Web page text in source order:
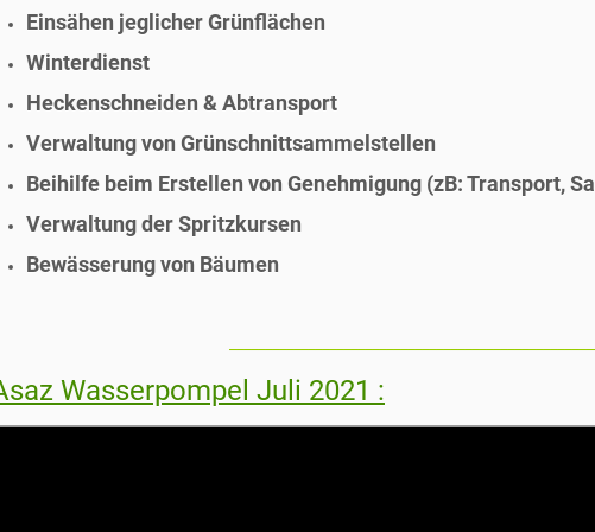
Einsähen jeglicher Grünflächen
Winterdienst
Heckenschneiden & Abtransport
Verwaltung von Grünschnittsammelstellen
Beihilfe beim Erstellen von Genehmigung (zB: Transport,
Verwaltung der Spritzkursen
Bewässerung von Bäumen
Wasserpompel Juli 2021 :